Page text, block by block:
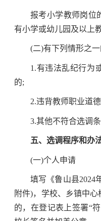
报考小学教师岗位
有小学或幼儿园及以上
(二)有下列情形之一
1.有违法乱纪行为
的;
2.违背教师职业道
3.其他不符合选调条
五、选调程序和办
(一)个人申请
填写《鲁山县2024
附件)，学校、乡镇中
的，在登记表上签署“